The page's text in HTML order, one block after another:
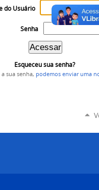
do Usuário
Senha
Esqueceu sua senha?
sua senha, podemos enviar uma